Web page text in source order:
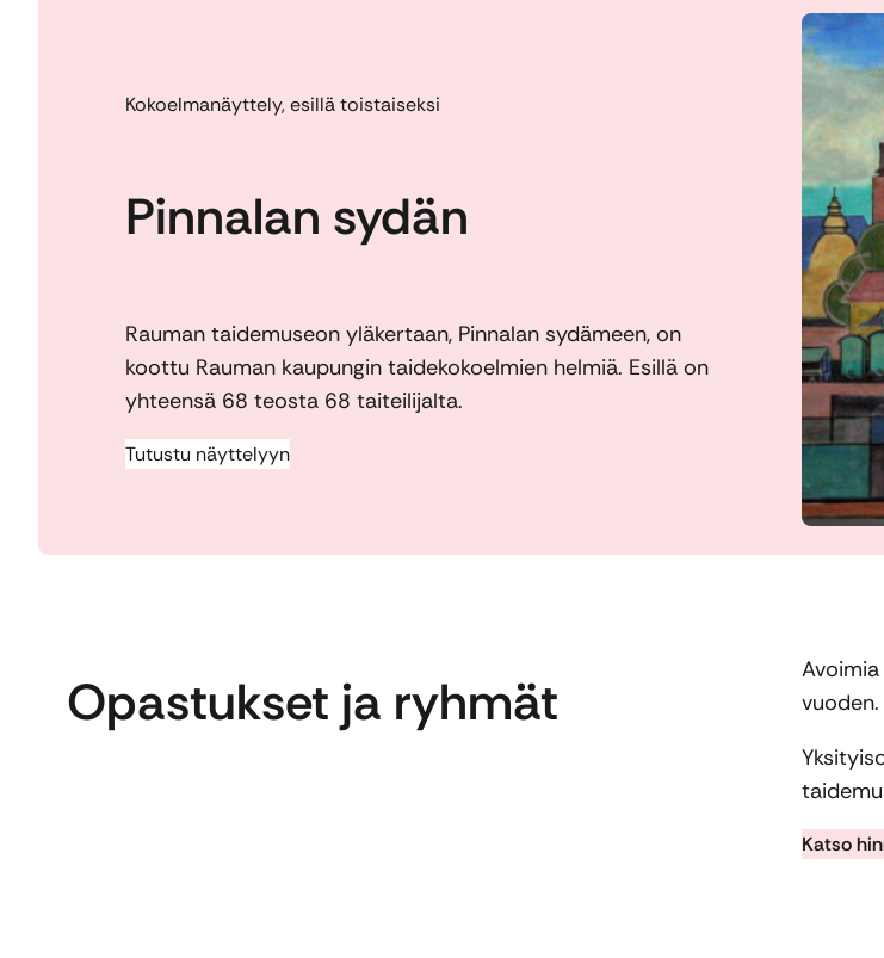
Kokoelmanäyttely, esillä toistaiseksi
Pinnalan sydän
Rauman taidemuseon yläkertaan, Pinnalan sydämeen, on
koottu Rauman kaupungin taidekokoelmien helmiä. Esillä on
yhteensä 68 teosta 68 taiteilijalta.
Tutustu näyttelyyn
Opastukset ja ryhmät
Katso